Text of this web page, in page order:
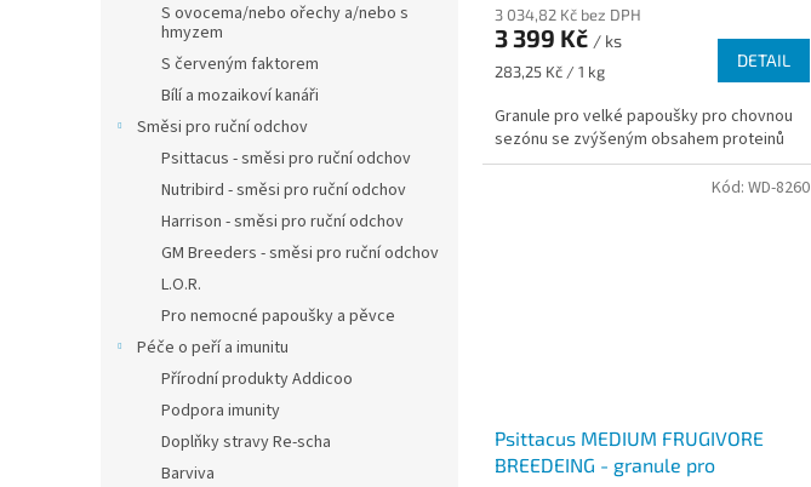
S ovocema/nebo ořechy a/nebo s
hmyzem
S červeným faktorem
Bílí a mozaikoví kanáři
Směsi pro ruční odchov
Psittacus - směsi pro ruční odchov
Nutribird - směsi pro ruční odchov
Harrison - směsi pro ruční odchov
GM Breeders - směsi pro ruční odchov
L.O.R.
Pro nemocné papoušky a pěvce
Péče o peří a imunitu
Přírodní produkty Addicoo
Podpora imunity
Doplňky stravy Re-scha
Barviva
3 034,82 Kč bez DPH
3 399 Kč / ks
Měrná
283,25 Kč / 1 kg
DETAIL
Granule pro velké papoušky pro chovnou
sezónu se zvýšeným obsahem proteinů
Psittacus MEDIUM FRUGIVORE
BREEDEING - granule pro
Kód: WD-8260